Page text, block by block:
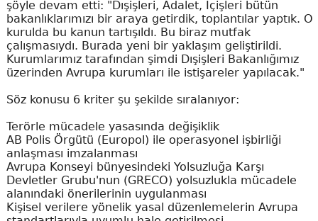
şöyle devam etti: "Dışişleri, Adalet, İçişleri bütün
bakanlıklarımızı bir araya getirdik, toplantılar yaptık. O
kurulda bu kanun tartışıldı. Bu biraz mutfak
çalışmasıydı. Burada yeni bir yaklaşım geliştirildi.
Kurumlarımız tarafından şimdi Dışişleri Bakanlığımız
üzerinden Avrupa kurumları ile istişareler yapılacak."
Söz konusu 6 kriter şu şekilde sıralanıyor:
Terörle mücadele yasasında değişiklik
AB Polis Örgütü (Europol) ile operasyonel işbirliği
anlaşması imzalanması
Avrupa Konseyi bünyesindeki Yolsuzluğa Karşı
Devletler Grubu'nun (GRECO) yolsuzlukla mücadele
alanındaki önerilerinin uygulanması
Kişisel verilere yönelik yasal düzenlemelerin Avrupa